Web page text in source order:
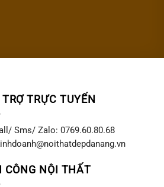
TRỢ TRỰC TUYẾN
Sms/ Zalo: 0769.60.80.68
CÔNG NỘI THẤT